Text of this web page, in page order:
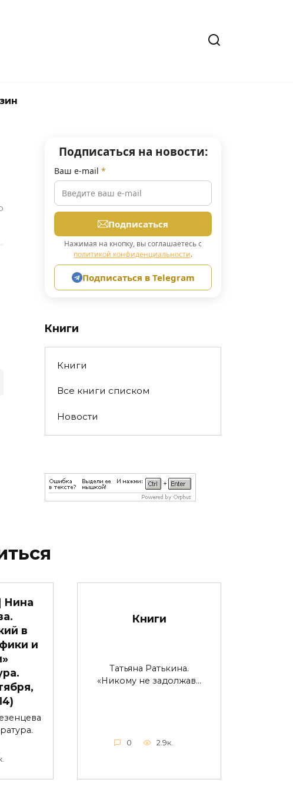
Подписаться на новости:
Ваш e-mail *
Подписаться
Нажимая на кнопку, вы соглашаетесь с
политикой конфиденциальности.
Подписаться в Telegram
Книги
Книги
Все книги списком
Новости
Нина
в
и
Книги
Татьяна Ратькина.
«Никому не задолжав…
0 2.9к.